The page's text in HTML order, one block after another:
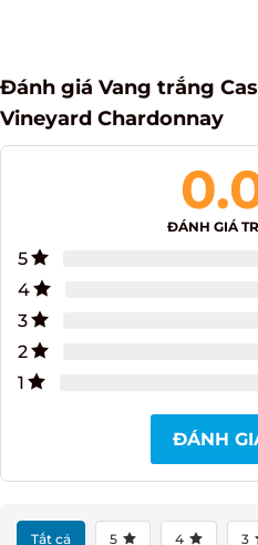
Đánh giá Vang trắng
Single Vineyard
ĐÁNH GIÁ
5
4
3
2
ĐÁNH